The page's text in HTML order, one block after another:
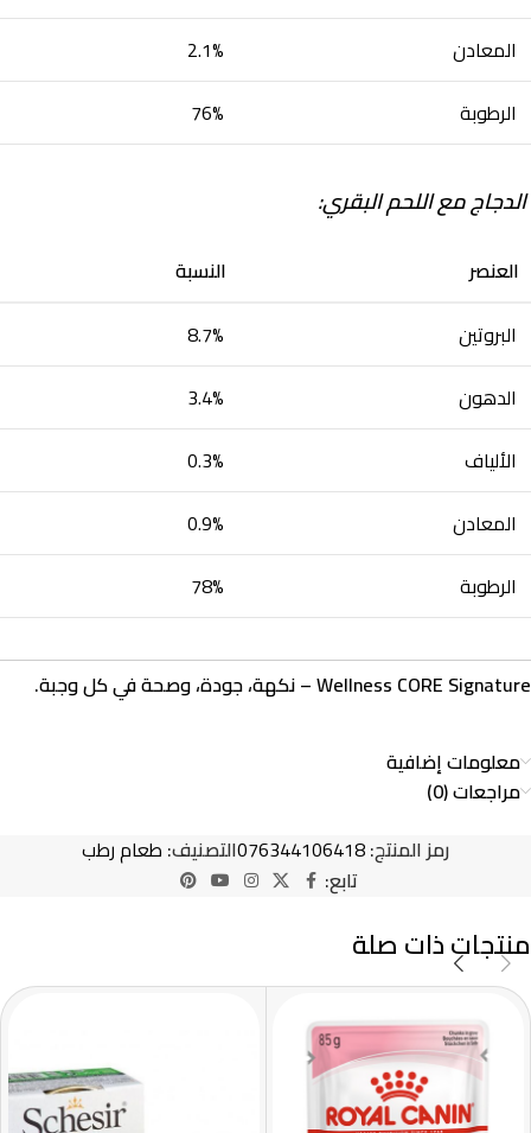
المعادن
2.1%
الرطوبة
76%
الدجاج مع اللحم البقري:
العنصر
النسبة
البروتين
8.7%
الدهون
3.4%
الألياف
0.3%
المعادن
0.9%
الرطوبة
78%
Wellness CORE Signature – نكهة، جودة، وصحة في كل وجبة.
معلومات إضافية
مراجعات (0)
رمز المنتج:076344106418التصنيف: طعام رطب
تابع:
منتجات ذات صلة